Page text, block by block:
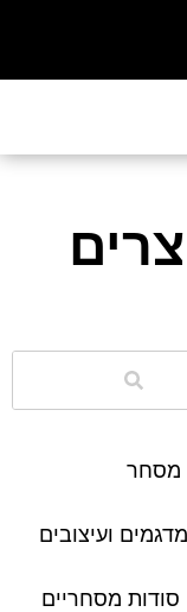
מסחר
מדגמים ועיצובים
סודות מסחריים